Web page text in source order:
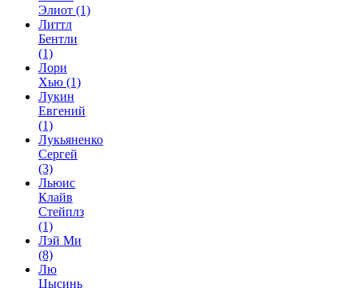
Элиот (1)
Литтл
Бентли
(1)
Лори
Хью (1)
Лукин
Евгений
(1)
Лукьяненко
Сергей
(3)
Льюис
Клайв
Стейплз
(1)
Лэй Ми
(8)
Лю
Цысинь